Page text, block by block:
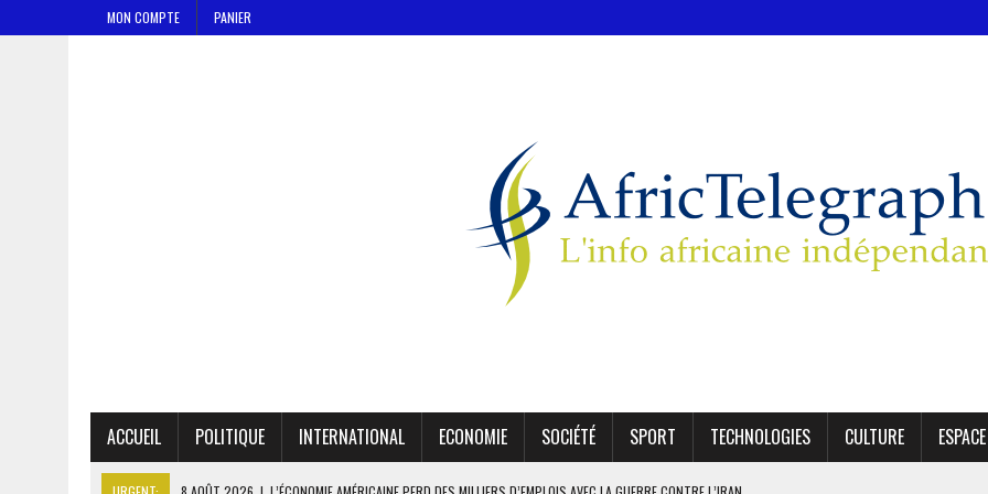
MON COMPTE PANIER
ACCUEIL POLITIQUE INTERNATIONAL ECONOMIE SOCIÉTÉ SPORT TECHNOLOGIES CULTURE